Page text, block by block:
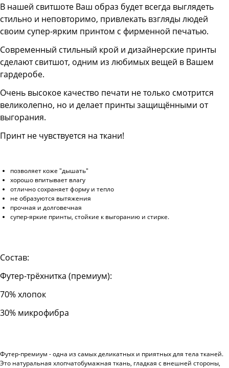
В нашей свитшоте Ваш образ будет всегда выглядеть
стильно и неповторимо, привлекать взгляды людей
своим супер-ярким принтом с фирменной печатью.
Современный стильный крой и дизайнерские принты
сделают свитшот, одним из любимых вещей в Вашем
гардеробе.
Очень высокое качество печати не только смотрится
великолепно, но и делает принты защищёнными от
выгорания.
Принт не чувствуется на ткани!
позволяет коже "дышать"
хорошо впитывает влагу
отлично сохраняет форму и тепло
не образуются вытяжения
прочная и долговечная
супер-яркие принты, стойкие к выгоранию и стирке.
Состав:
Футер-трёхнитка (премиум):
70% хлопок
30% микрофибра
Футер-премиум - одна из самых деликатных и приятных для тела тканей.
Это натуральная хлопчатобумажная ткань, гладкая с внешней стороны,